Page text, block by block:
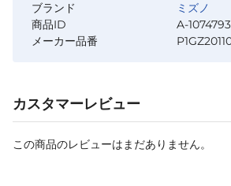
ブランド
ミズノ
商品ID
A-
メーカー品番
カスタマーレビュー
この商品のレビューはまだありません。